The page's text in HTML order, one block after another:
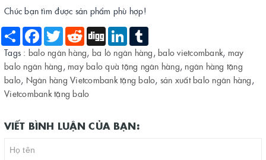
Chúc bạn tìm được sản phẩm phù hợp!
Share Facebook
Twitter Reddit Digg LinkedIn
Tags : balo ngân hàng, ba lô ngân hàng, balo vietcombank, may
balo ngân hàng, may balo quà tặng ngân hàng, ngân hàng tặng
balo, Ngân hàng Vietcombank tặng balo, sản xuất balo ngân hàng,
Vietcombank tặng balo
VIẾT BÌNH LUẬN CỦA BẠN: